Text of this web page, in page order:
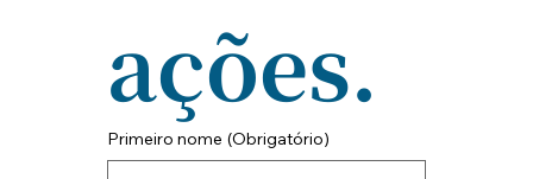
ações.
Primeiro nome (Obrigatório)